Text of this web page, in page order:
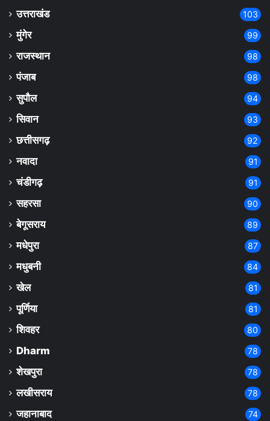
उत्तराखंड 103
मुंगेर 99
राजस्थान 98
पंजाब 98
सुपौल 94
सिवान 93
छत्तीसगढ़ 92
नवादा 91
चंडीगढ़ 91
सहरसा 90
बेगूसराय 89
मधेपुरा 87
मधुबनी 84
खेल 81
पूर्णिया 81
शिवहर 80
Dharm 78
शेखपुरा 78
लखीसराय 78
जहानाबाद 74